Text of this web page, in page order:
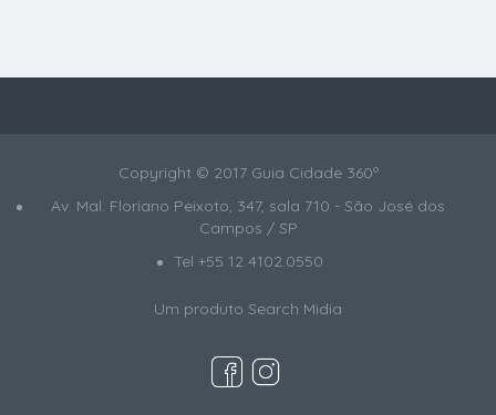
Copyright © 2017 Guia Cidade 360º
Av. Mal. Floriano Peixoto, 347, sala 710 - São José dos
Campos / SP
Tel +55 12 4102.0550
Um produto Search Midia